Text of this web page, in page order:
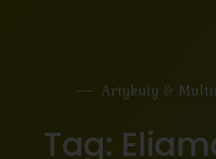
Artykuły &
Tag: